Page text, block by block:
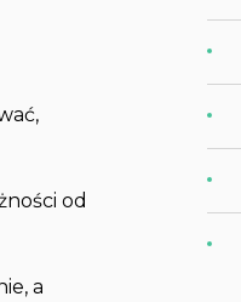
od
a